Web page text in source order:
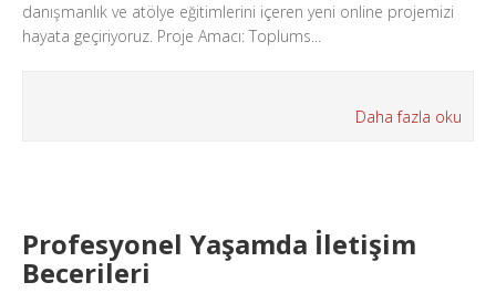
danışmanlık ve atölye eğitimlerini içeren yeni online projemizi
hayata geçiriyoruz. Proje Amacı: Toplums...
Daha fazla oku
Profesyonel Yaşamda İletişim
Becerileri